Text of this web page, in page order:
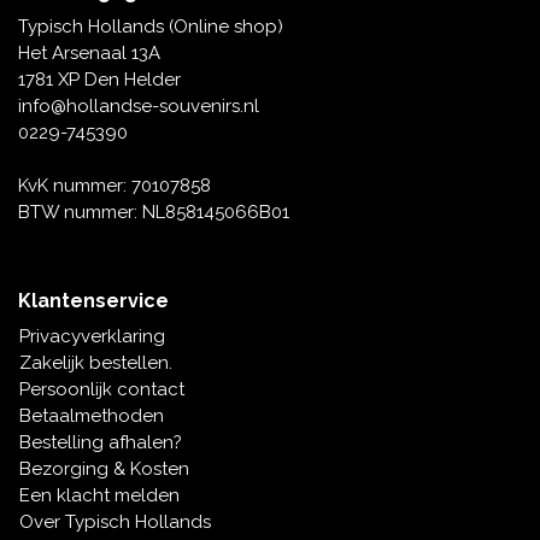
Piet Mondriaan
Maria Sibylla Merian
Jacob Marrel
Fabritius - Het puttertje
Oranje artikelen
Mokken en Pullen
Pillen en Spiegeldoosjes
Theelepels en Schoteltjes
Asbakken
Geschenk-verpakkingen
Fotolijstjes
Opvouwbare Nylon tassen
Toilettassen - Make-up tassen
Rompers en Slabbetjes
Waaiers
Reis - Nekkussens
Delfts blauwe wenskaarten
Delfts blauwe waxinehouders
Delfts blauwe tegels
Delfts blauwe vazen
Delfts blauwe schalen
Delfts blauwe Peper en Zoutstellen
Delfts blauwe servetten
Typisch Hollands (Online shop)
Het Arsenaal 13A
1781 XP Den Helder
info@hollandse-souvenirs.nl
0229-745390
KvK nummer: 70107858
BTW nummer: NL858145066B01
Klantenservice
Privacyverklaring
Zakelijk bestellen.
Persoonlijk contact
Betaalmethoden
Bestelling afhalen?
Bezorging & Kosten
Een klacht melden
Over Typisch Hollands